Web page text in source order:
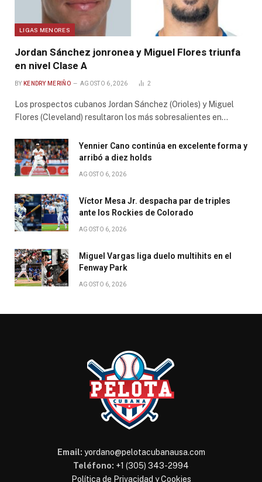
LIGAS MENORES
Jordan Sánchez jonronea y Miguel Flores triunfa
en nivel Clase A
BY KENDRY MERIÑO AGOSTO 6, 2026 2
Los prospectos cubanos Jordan Sánchez (Orioles) y Miguel
Flores (Cleveland) resultaron los más sobresalientes en…
Yennier Cano continúa en excelente forma y
arribó a diez holds
AGOSTO 6, 2026
Víctor Mesa Jr. despacha par de triples
ante los Rockies de Colorado
AGOSTO 6, 2026
Miguel Vargas liga duelo multihits en el
Fenway Park
AGOSTO 6, 2026
Email: yordano@pelotacubanausa.com
Teléfono: +1 (305) 343-2994
Política de Privacidad y Cookies